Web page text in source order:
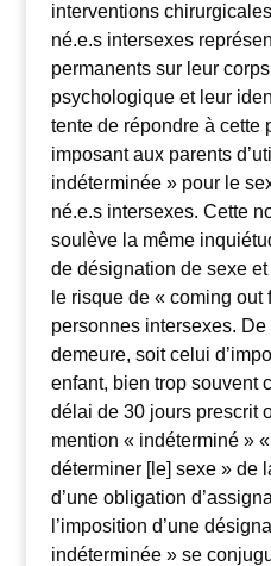
interventions
né.e.s intersexes
permanents sur leur
psychologique et leur
tente de répondre à cette
imposant aux parents
indéterminée » pour le
né.e.s intersexes. Cette
soulève la même
de désignation de sexe
le risque de « coming out
personnes intersexes. De
demeure, soit celui
enfant, bien trop souvent
délai de 30 jours prescrit
mention « indéterminé »
déterminer [le] sexe » de
d’une obligation
l’imposition d’une
indéterminée » se